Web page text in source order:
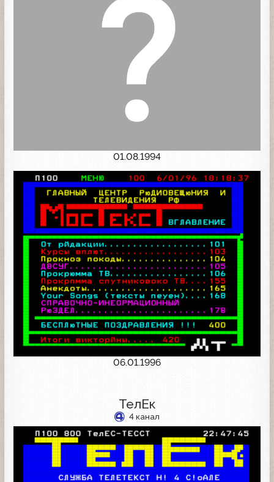
01.08.1994
06.01.1996
ТелЕк
4 канал